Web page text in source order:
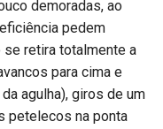
demoradas, ao
pedem
se retira totalmente a
para cima e
agulha), giros de um
petelecos na ponta